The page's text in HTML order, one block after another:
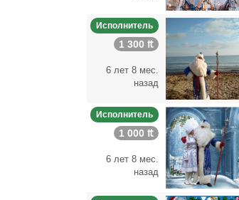
Исполнитель
1 300 ₶
6 лет 8 мес.
назад
Исполнитель
1 000 ₶
6 лет 8 мес.
назад